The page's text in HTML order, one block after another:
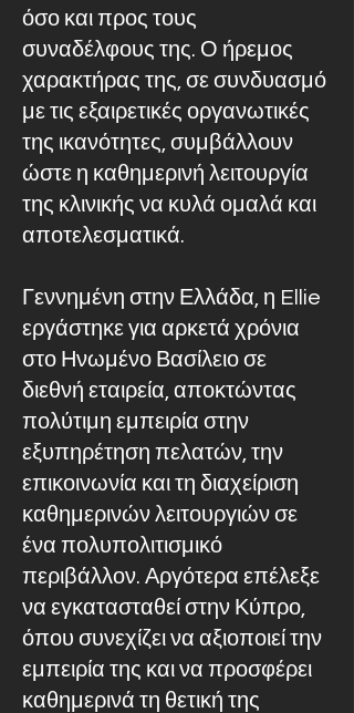
όσο και προς τους
συναδέλφους της. Ο ήρεμος
χαρακτήρας της, σε συνδυασμό
με τις εξαιρετικές οργανωτικές
της ικανότητες, συμβάλλουν
ώστε η καθημερινή λειτουργία
της κλινικής να κυλά ομαλά και
αποτελεσματικά.
Γεννημένη στην Ελλάδα, η Ellie
εργάστηκε για αρκετά χρόνια
στο Ηνωμένο Βασίλειο σε
διεθνή εταιρεία, αποκτώντας
πολύτιμη εμπειρία στην
εξυπηρέτηση πελατών, την
επικοινωνία και τη διαχείριση
καθημερινών λειτουργιών σε
ένα πολυπολιτισμικό
περιβάλλον. Αργότερα επέλεξε
να εγκατασταθεί στην Κύπρο,
όπου συνεχίζει να αξιοποιεί την
εμπειρία της και να προσφέρει
καθημερινά τη θετική της